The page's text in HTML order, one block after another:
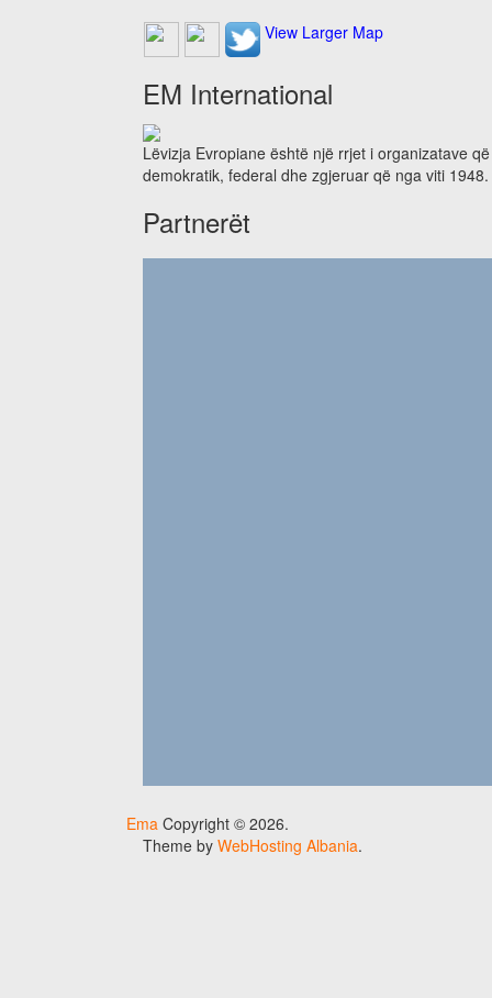
View Larger Map
EM International
Lëvizja Evropiane është një rrjet i organizatave
demokratik, federal dhe zgjeruar që nga viti 1948.
Partnerët
Ema Copyright © 2026.
Theme by WebHosting Albania.